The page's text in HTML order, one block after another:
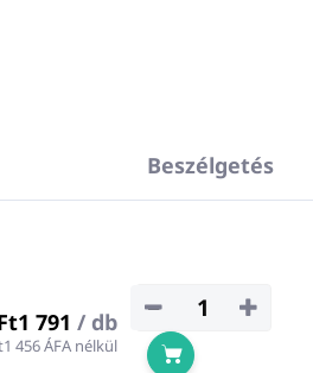
Beszélgetés
791 / db
456 ÁFA nélkül
+
−